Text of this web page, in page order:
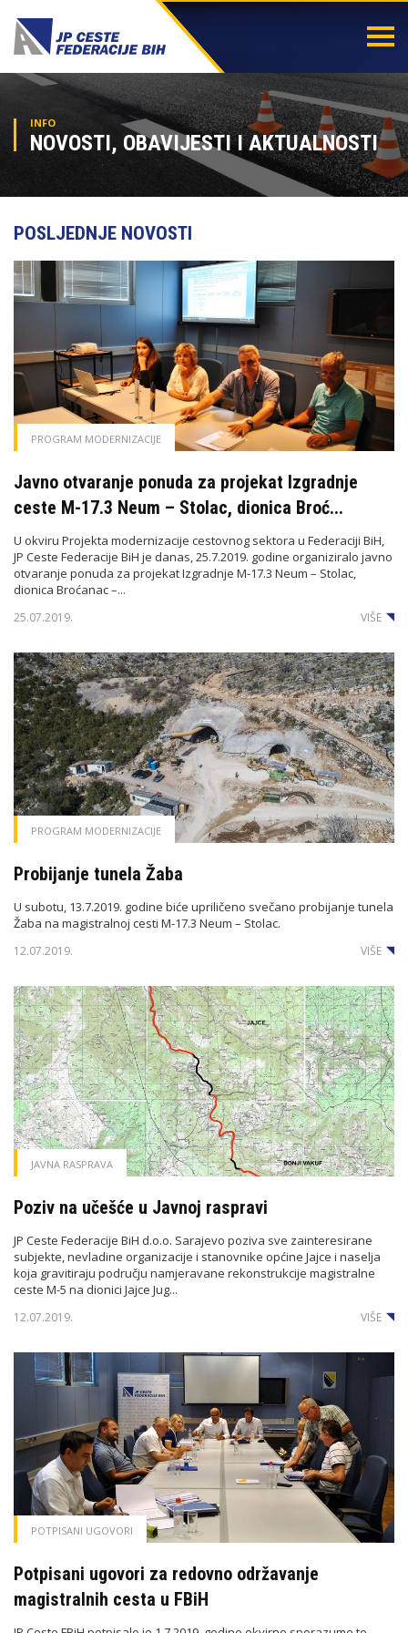
INFO
NOVOSTI, OBAVIJESTI I AKTUALNOSTI
POSLJEDNJE NOVOSTI
PROGRAM MODERNIZACIJE
Javno otvaranje ponuda za projekat Izgradnje
ceste M-17.3 Neum – Stolac, dionica Broć...
U okviru Projekta modernizacije cestovnog sektora u Federaciji BiH,
JP Ceste Federacije BiH je danas, 25.7.2019. godine organiziralo javno
otvaranje ponuda za projekat Izgradnje M-17.3 Neum – Stolac,
dionica Broćanac –...
25.07.2019. VIŠE
PROGRAM MODERNIZACIJE
Probijanje tunela Žaba
U subotu, 13.7.2019. godine biće upriličeno svečano probijanje tunela
Žaba na magistralnoj cesti M-17.3 Neum – Stolac.
12.07.2019. VIŠE
JAVNA RASPRAVA
Poziv na učešće u Javnoj raspravi
JP Ceste Federacije BiH d.o.o. Sarajevo poziva sve zainteresirane
subjekte, nevladine organizacije i stanovnike općine Jajce i naselja
koja gravitiraju području namjeravane rekonstrukcije magistralne
ceste M-5 na dionici Jajce Jug...
12.07.2019. VIŠE
POTPISANI UGOVORI
Potpisani ugovori za redovno održavanje
magistralnih cesta u FBiH